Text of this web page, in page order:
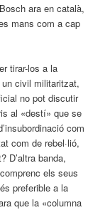
ara en català,
mans com a cap
tirar-los a la
civil militaritzat,
no pot discutir
al «destí» que se
com
com de rebel·lió,
D’altra banda,
els seus
preferible a la
que la «columna